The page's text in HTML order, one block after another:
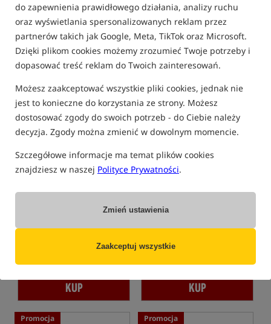
do zapewnienia prawidłowego działania, analizy ruchu
oraz wyświetlania spersonalizowanych reklam przez
partnerów takich jak Google, Meta, TikTok oraz Microsoft.
Dzięki plikom cookies możemy zrozumieć Twoje potrzeby i
dopasować treść reklam do Twoich zainteresowań.
Możesz zaakceptować wszystkie pliki cookies, jednak nie
jest to konieczne do korzystania ze strony. Możesz
dostosować zgody do swoich potrzeb - do Ciebie należy
decyzja. Zgody można zmienić w dowolnym momencie.
Szczegółowe informacje ma temat plików cookies
znajdziesz w naszej Polityce Prywatności.
Zmień ustawienia
Zaakceptuj wszystkie
28,99PLN
Cena kat.:31,49/ -8%
Min. cena z 30 dni przed
KUP
41,99PLN
otrzymujesz0,46 pkt
KUP
Bestseller!
Fox High Risers Pop-up
24,99
obniżką: 20.99
KUP
Promocja
Fox Edges PVA Mesh
Siatka zapasowa PVA
20,99
Cena kat.:
obniżką: 20.99
KUP
Promocja Promocja